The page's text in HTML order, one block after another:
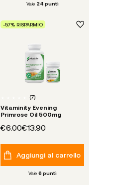
Vale 24 punti
-57% RISPARMIO
(7)
Vitaminity Evening
Primrose Oil 500mg
€6.00€13.90
Aggiungi al carrello
Vale 6 punti